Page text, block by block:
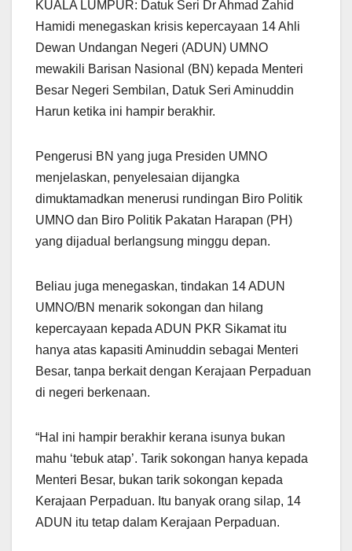
at
s
A
p
p
e
gr
a
m
c
e
b
o
o
ail ar
e
KUALA LUMPUR: Datuk Seri Dr Ahmad Zahid
Hamidi menegaskan krisis kepercayaan 14 Ahli
Dewan Undangan Negeri (ADUN) UMNO
mewakili Barisan Nasional (BN) kepada Menteri
Besar Negeri Sembilan, Datuk Seri Aminuddin
Harun ketika ini hampir berakhir.
Pengerusi BN yang juga Presiden UMNO
menjelaskan, penyelesaian dijangka
dimuktamadkan menerusi rundingan Biro Politik
UMNO dan Biro Politik Pakatan Harapan (PH)
yang dijadual berlangsung minggu depan.
Beliau juga menegaskan, tindakan 14 ADUN
UMNO/BN menarik sokongan dan hilang
kepercayaan kepada ADUN PKR Sikamat itu
hanya atas kapasiti Aminuddin sebagai Menteri
Besar, tanpa berkait dengan Kerajaan Perpaduan
di negeri berkenaan.
“Hal ini hampir berakhir kerana isunya bukan
mahu ‘tebuk atap’. Tarik sokongan hanya kepada
Menteri Besar, bukan tarik sokongan kepada
Kerajaan Perpaduan. Itu banyak orang silap, 14
ADUN itu tetap dalam Kerajaan Perpaduan.